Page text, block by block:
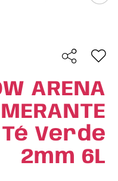
ARENA
Té Verde
2mm 6L